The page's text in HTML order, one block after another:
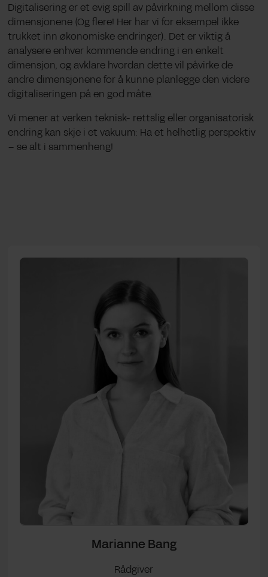
Digitalisering er et evig spill av påvirkning mellom disse
dimensjonene (Og flere! Her har vi for eksempel ikke
trukket inn økonomiske endringer). Det er viktig å
analysere enhver kommende endring i en enkelt
dimensjon, og avklare hvordan dette vil påvirke de
andre dimensjonene for å kunne planlegge den videre
digitaliseringen på en god måte.
Vi mener at verken teknisk- rettslig eller organisatorisk
endring kan skje i et vakuum: Ha et helhetlig perspektiv
– se alt i sammenheng!
Marianne Bang
Rådgiver